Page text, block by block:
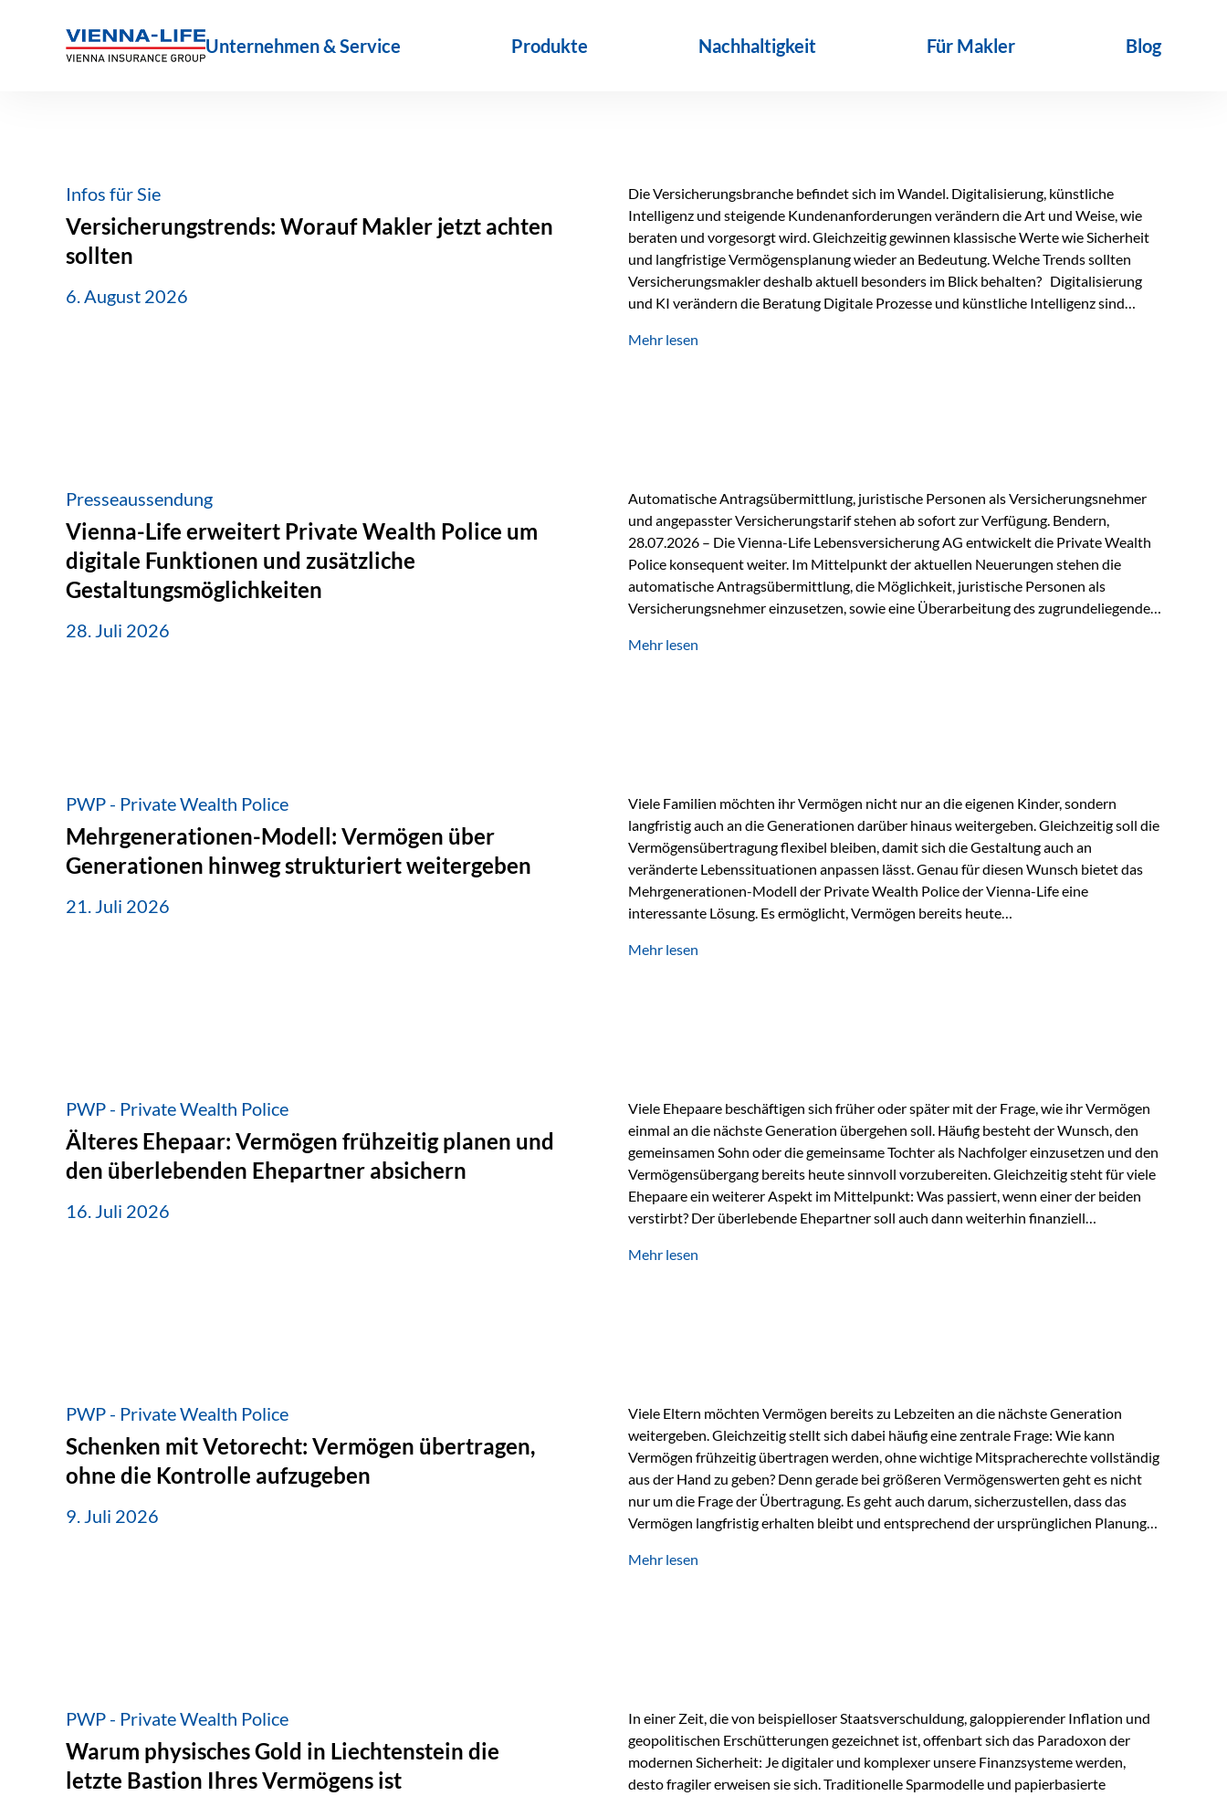
Unternehmen & Service Produkte Nachhaltigkeit Für Makler Blog
Infos für Sie
Versicherungstrends: Worauf Makler jetzt achten
sollten
6. August 2026
Die Versicherungsbranche befindet sich im Wandel. Digitalisierung, künstliche
Intelligenz und steigende Kundenanforderungen verändern die Art und Weise, wie
beraten und vorgesorgt wird. Gleichzeitig gewinnen klassische Werte wie Sicherheit
und langfristige Vermögensplanung wieder an Bedeutung. Welche Trends sollten
Versicherungsmakler deshalb aktuell besonders im Blick behalten? Digitalisierung
und KI verändern die Beratung Digitale Prozesse und künstliche Intelligenz sind
beschleunigen Abläufe und schaffen mehr Zeit für das Wesentliche: die persönliche
Mehr lesen
Presseaussendung
Vienna-Life erweitert Private Wealth Police um
digitale Funktionen und zusätzliche
Gestaltungsmöglichkeiten
28. Juli 2026
Automatische Antragsübermittlung, juristische Personen als Versicherungsnehmer
und angepasster Versicherungstarif stehen ab sofort zur Verfügung. Bendern,
28.07.2026 – Die Vienna-Life Lebensversicherung AG entwickelt die Private Wealth
Police konsequent weiter. Im Mittelpunkt der aktuellen Neuerungen stehen die
automatische Antragsübermittlung, die Möglichkeit, juristische Personen als
Versicherungsnehmer einzusetzen, sowie eine Überarbeitung des zugrundeliegenden
Abwicklung für Vertriebspartner deutlich effizienter gestaltet. Anträge werden direkt
Mehr lesen
PWP - Private Wealth Police
Mehrgenerationen-Modell: Vermögen über
Generationen hinweg strukturiert weitergeben
21. Juli 2026
Viele Familien möchten ihr Vermögen nicht nur an die eigenen Kinder, sondern
langfristig auch an die Generationen darüber hinaus weitergeben. Gleichzeitig soll die
Vermögensübertragung flexibel bleiben, damit sich die Gestaltung auch an
veränderte Lebenssituationen anpassen lässt. Genau für diesen Wunsch bietet das
Mehrgenerationen-Modell der Private Wealth Police der Vienna-Life eine
interessante Lösung. Es ermöglicht, Vermögen bereits heute
Ausgangssituation Stellen Sie sich folgende Familie vor: Die Großeltern haben über
Mehr lesen
PWP - Private Wealth Police
Älteres Ehepaar: Vermögen frühzeitig planen und
den überlebenden Ehepartner absichern
16. Juli 2026
Viele Ehepaare beschäftigen sich früher oder später mit der Frage, wie ihr Vermögen
einmal an die nächste Generation übergehen soll. Häufig besteht der Wunsch, den
gemeinsamen Sohn oder die gemeinsame Tochter als Nachfolger einzusetzen und den
Vermögensübergang bereits heute sinnvoll vorzubereiten. Gleichzeitig steht für viele
Ehepaare ein weiterer Aspekt im Mittelpunkt: Was passiert, wenn einer der beiden
verstirbt? Der überlebende Ehepartner soll auch dann weiterhin finanziell
können. Genau für diese Ausgangssituation bietet die Private Wealth Police der
Mehr lesen
PWP - Private Wealth Police
Schenken mit Vetorecht: Vermögen übertragen,
ohne die Kontrolle aufzugeben
9. Juli 2026
Viele Eltern möchten Vermögen bereits zu Lebzeiten an die nächste Generation
weitergeben. Gleichzeitig stellt sich dabei häufig eine zentrale Frage: Wie kann
Vermögen frühzeitig übertragen werden, ohne wichtige Mitspracherechte vollständig
aus der Hand zu geben? Denn gerade bei größeren Vermögenswerten geht es nicht
nur um die Frage der Übertragung. Es geht auch darum, sicherzustellen, dass das
Vermögen langfristig erhalten bleibt und entsprechend der ursprünglichen Planung
Ein Vater schenkt seiner Tochter einen Teil seines Vermögens. Einige Jahre später
Mehr lesen
PWP - Private Wealth Police
Warum physisches Gold in Liechtenstein die
letzte Bastion Ihres Vermögens ist
In einer Zeit, die von beispielloser Staatsverschuldung, galoppierender Inflation und
geopolitischen Erschütterungen gezeichnet ist, offenbart sich das Paradoxon der
modernen Sicherheit: Je digitaler und komplexer unsere Finanzsysteme werden,
desto fragiler erweisen sie sich. Traditionelle Sparmodelle und papierbasierte